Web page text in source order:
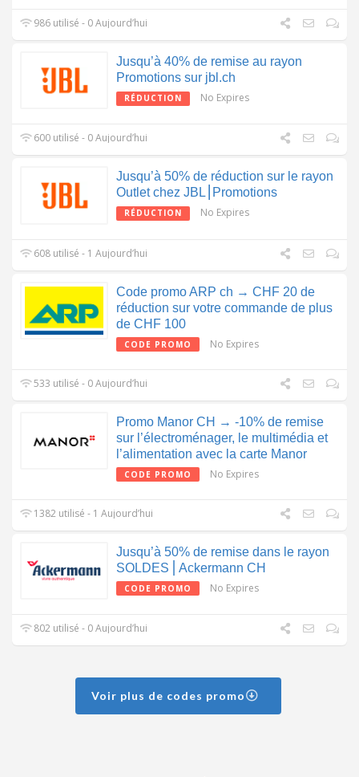
986 utilisé - 0 Aujourd’hui
Jusqu’à 40% de remise au rayon
Promotions sur jbl.ch
RÉDUCTION No Expires
600 utilisé - 0 Aujourd’hui
Jusqu’à 50% de réduction sur le rayon
Outlet chez JBL⎮Promotions
RÉDUCTION No Expires
608 utilisé - 1 Aujourd’hui
Code promo ARP ch → CHF 20 de
réduction sur votre commande de plus
de CHF 100
CODE PROMO No Expires
533 utilisé - 0 Aujourd’hui
Promo Manor CH → -10% de remise
sur l’électroménager, le multimédia et
l’alimentation avec la carte Manor
CODE PROMO No Expires
1382 utilisé - 1 Aujourd’hui
Jusqu’à 50% de remise dans le rayon
SOLDES⎪Ackermann CH
CODE PROMO No Expires
802 utilisé - 0 Aujourd’hui
Voir plus de codes promo